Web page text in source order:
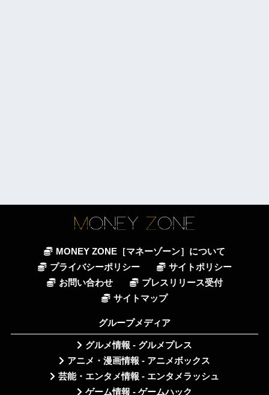
MONEY ZONE［マネーゾーン］について
プライバシーポリシー
サイトポリシー
お問い合わせ
プレスリリース受付
サイトマップ
グループメディア
グルメ情報 - グルメプレス
アニメ・漫画情報 - アニメボックス
芸能・エンタメ情報 - エンタメラッシュ
ゲーム情報 - ゲームハック